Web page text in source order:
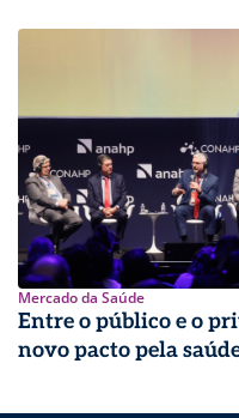
Mercado da Saúde
Entre o público e o
novo pacto pela